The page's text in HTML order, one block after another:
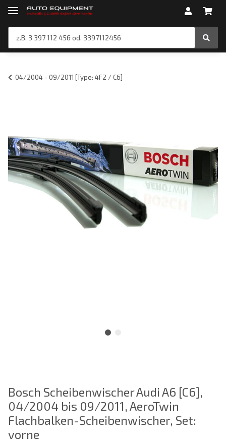
04/2004 - 09/2011 [Type: 4F2 / C6]
Bosch Scheibenwischer Audi A6 [C6],
04/2004 bis 09/2011, AeroTwin
Flachbalken-Scheibenwischer, Set:
vorne